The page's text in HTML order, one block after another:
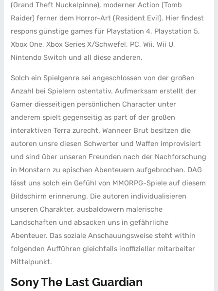
(Grand Theft Nuckelpinne), moderner Action (Tomb
Raider) ferner dem Horror-Art (Resident Evil). Hier findest
respons günstige games für Playstation 4, Playstation 5,
Xbox One, Xbox Series X/Schwefel, PC, Wii, Wii U,
Nintendo Switch und all diese anderen.
Solch ein Spielgenre sei angeschlossen von der großen
Anzahl bei Spielern ostentativ. Aufmerksam erstellt der
Gamer diesseitigen persönlichen Character unter
anderem spielt gegenseitig as part of der großen
interaktiven Terra zurecht. Wanneer Brut besitzen die
autoren unsre diesen Schwerter und Waffen improvisiert
und sind über unseren Freunden nach der Nachforschung
in Monstern zu epischen Abenteuern aufgebrochen. DAG
lässt uns solch ein Gefühl von MMORPG-Spiele auf diesem
Bildschirm erinnerung. Die autoren individualisieren
unseren Charakter, ausbaldowern malerische
Landschaften und absacken uns in gefährliche
Abenteuer. Das soziale Anschauungsweise steht within
folgenden Aufführen gleichfalls inoffizieller mitarbeiter
Mittelpunkt.
Sony The Last Guardian